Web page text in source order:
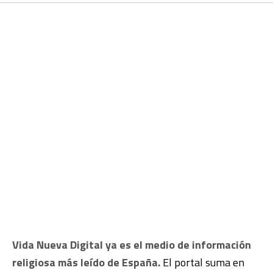
Vida Nueva Digital ya es el medio de información
religiosa más leído de España.El portal suma en